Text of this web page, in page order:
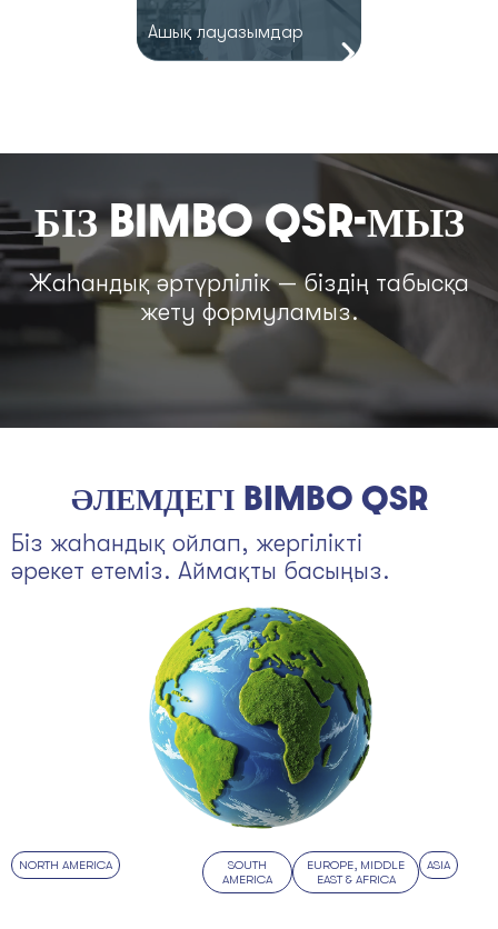
Ашық лауазымдар
БІЗ BIMBO QSR-МЫЗ
Жаһандық әртүрлілік — біздің табысқа
жету формуламыз.
ӘЛЕМДЕГІ BIMBO QSR
Біз жаһандық ойлап, жергілікті
әрекет етеміз. Аймақты басыңыз.
NORTH AMERICA
SOUTH
AMERICA
EUROPE, MIDDLE
EAST & AFRICA
ASIA